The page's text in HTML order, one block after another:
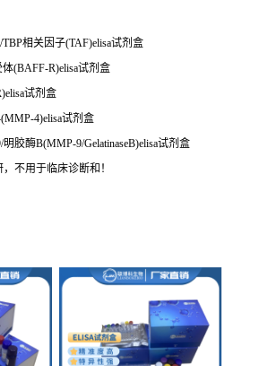
相关因子(TAF)elisa试剂盒
(BAFF-R)elisa试剂盒
试剂盒
4)elisa试剂盒
胶酶B(MMP-9/GelatinaseB)elisa试剂盒
不用于临床诊断和！